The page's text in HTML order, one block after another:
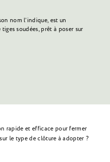
nom l’indique, est un
soudées, prêt à poser sur
rapide et efficace pour fermer
le type de clôture à adopter ?